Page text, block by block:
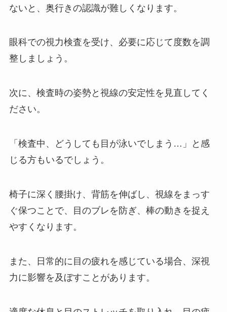
ないと、奥行きの認識が難しくなります。
眼科での視力検査を受け、必要に応じて度数を調
整しましょう。
次に、検査時の姿勢と視線の安定性を見直してく
ださい。
「検査中、どうしても目が泳いでしまう…」と感
じる方もいるでしょう。
椅子に深く腰掛け、背筋を伸ばし、視線をまっす
ぐ保つことで、目のブレを防ぎ、棒の動きを捉え
やすくなります。
また、日常的に目の疲れを感じている場合、深視
力に影響を及ぼすことがあります。